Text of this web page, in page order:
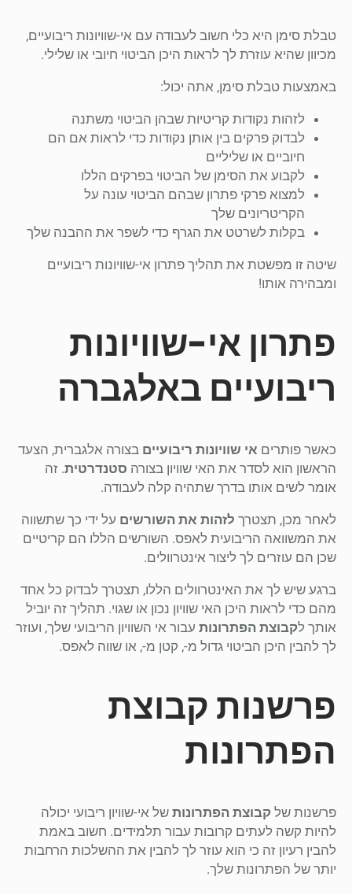
טבלת סימן היא כלי חשוב לעבודה עם אי-שוויונות ריבועיים,
מכיוון שהיא עוזרת לך לראות היכן הביטוי חיובי או שלילי.
באמצעות טבלת סימן, אתה יכול:
לזהות נקודות קריטיות שבהן הביטוי משתנה
לבדוק פרקים בין אותן נקודות כדי לראות אם הם
חיוביים או שליליים
לקבוע את הסימן של הביטוי בפרקים הללו
למצוא פרקי פתרון שבהם הביטוי עונה על
הקריטריונים שלך
בקלות לשרטט את הגרף כדי לשפר את ההבנה שלך
שיטה זו מפשטת את תהליך פתרון אי-שוויונות ריבועיים
ומבהירה אותו!
פתרון אי-שוויונות
ריבועיים באלגברה
כאשר פותרים אי שוויונות ריבועיים בצורה אלגברית, הצעד
הראשון הוא לסדר את האי שוויון בצורה סטנדרטית. זה
אומר לשים אותו בדרך שתהיה קלה לעבודה.
לאחר מכן, תצטרך לזהות את השורשים על ידי כך שתשווה
את המשוואה הריבועית לאפס. השורשים הללו הם קריטיים
שכן הם עוזרים לך ליצור אינטרוולים.
ברגע שיש לך את האינטרוולים הללו, תצטרך לבדוק כל אחד
מהם כדי לראות היכן האי שוויון נכון או שגוי. תהליך זה יוביל
אותך לקבוצת הפתרונות עבור אי השוויון הריבועי שלך, ועוזר
לך להבין היכן הביטוי גדול מ-, קטן מ-, או שווה לאפס.
פרשנות קבוצת
הפתרונות
פרשנות של קבוצת הפתרונות של אי-שוויון ריבועי יכולה
להיות קשה לעתים קרובות עבור תלמידים. חשוב באמת
להבין רעיון זה כי הוא עוזר לך להבין את ההשלכות הרחבות
יותר של הפתרונות שלך.